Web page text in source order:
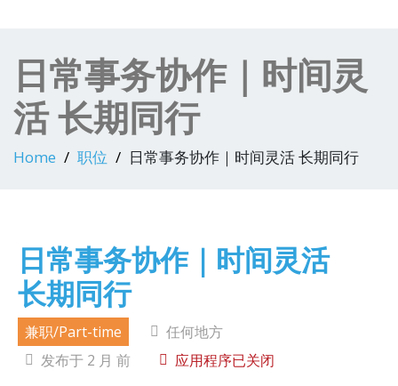
日常事务协作｜时间灵
活 长期同行
Home 职位 日常事务协作｜时间灵活 长期同行
日常事务协作｜时间灵活
长期同行
兼职/Part-time
任何地方
发布于 2 月 前
应用程序已关闭